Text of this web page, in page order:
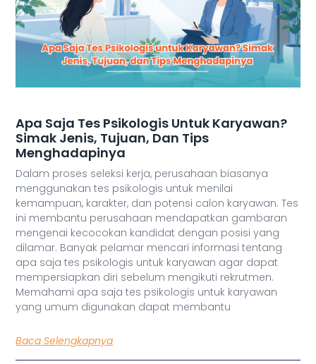
Apa Saja Tes Psikologis Untuk Karyawan?
Simak Jenis, Tujuan, Dan Tips
Menghadapinya
Dalam proses seleksi kerja, perusahaan biasanya
menggunakan tes psikologis untuk menilai
kemampuan, karakter, dan potensi calon karyawan. Tes
ini membantu perusahaan mendapatkan gambaran
mengenai kecocokan kandidat dengan posisi yang
dilamar. Banyak pelamar mencari informasi tentang
apa saja tes psikologis untuk karyawan agar dapat
mempersiapkan diri sebelum mengikuti rekrutmen.
Memahami apa saja tes psikologis untuk karyawan
yang umum digunakan dapat membantu
Baca Selengkapnya